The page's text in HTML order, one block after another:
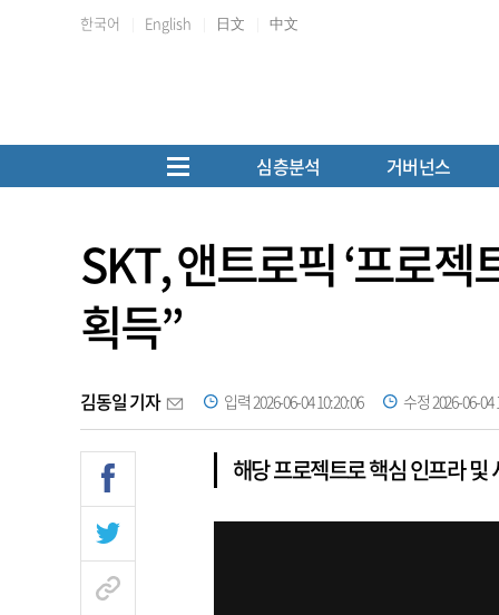
한국어 English 日文 中文
심층분석 거버넌스
SKT, 앤트로픽 ‘프로젝
획득”
김동일 기자 입력 2026-06-04 10:20:06 수정 2026-06-04
해당 프로젝트로 핵심 인프라 및